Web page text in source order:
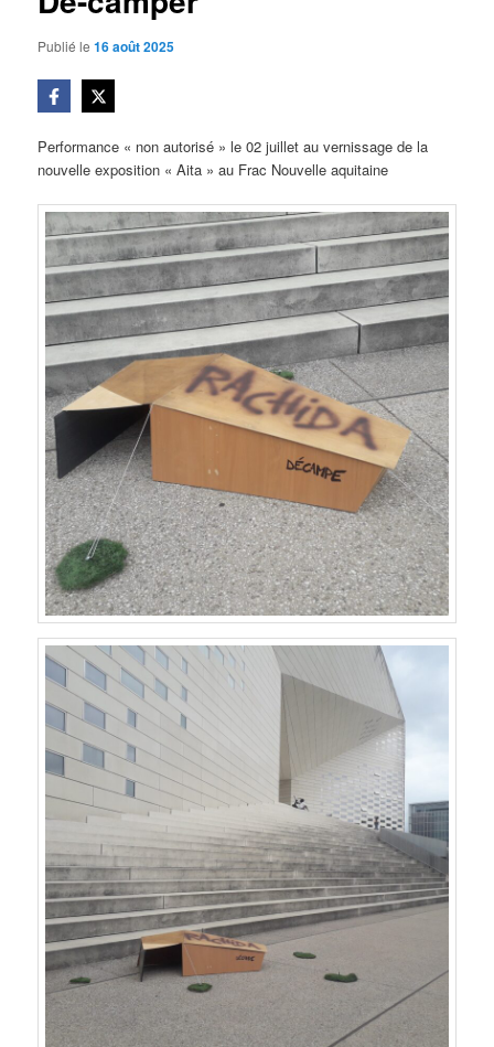
Publié le16 août 2025
Performance « non autorisé » le 02 juillet au vernissage de la
nouvelle exposition « Aita » au Frac Nouvelle aquitaine